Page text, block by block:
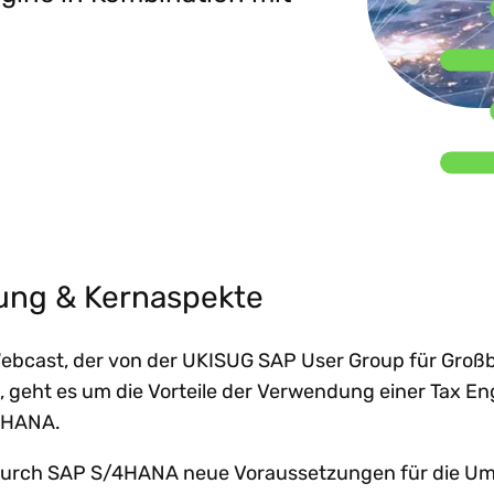
Steuertrends
Technologie-
treiben
in ganz
& Kernaspekte
der von der UKISUG SAP User Group für
es um die Vorteile der Verwendung einer Tax
SAP S/4HANA neue Voraussetzungen für die